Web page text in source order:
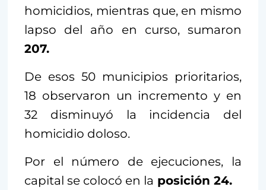
homicidios, mientras que, en mismo
lapso del año en curso, sumaron
207.
De esos 50 municipios prioritarios,
18 observaron un incremento y en
32 disminuyó la incidencia del
homicidio doloso.
Por el número de ejecuciones, la
capital se colocó en la posición 24.